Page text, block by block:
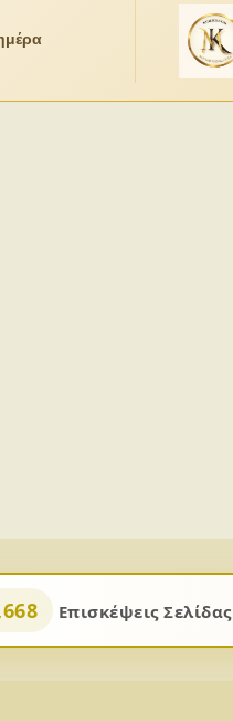
Επισκέψεις Σελίδας